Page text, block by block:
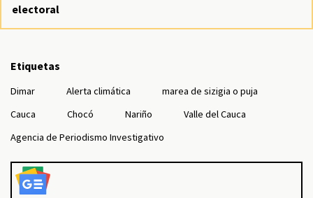
electoral
Etiquetas
Dimar Alerta climática
marea de sizigia o puja
Cauca
Chocó Nariño
Valle del Cauca
Agencia de Periodismo Investigativo